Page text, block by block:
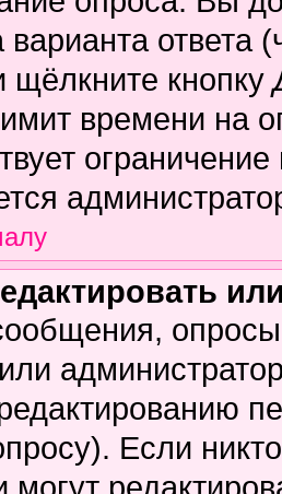
ответа
щёлкните кнопку
времени на
опросы
Если